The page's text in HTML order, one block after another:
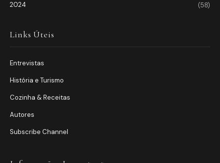
2024
(58)
Links Úteis
Entrevistas
História e Turismo
Cozinha & Receitas
Autores
Subscribe Channel